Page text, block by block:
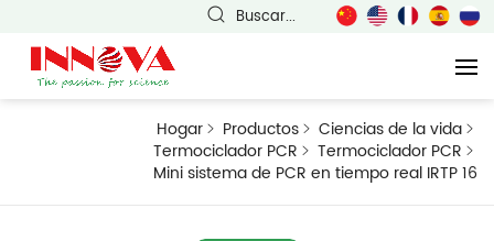
Buscar...
Hogar Productos
Ciencias de la vida
Termociclador PCR
Termociclador PCR
Mini sistema de PCR en tiempo real IRTP 16